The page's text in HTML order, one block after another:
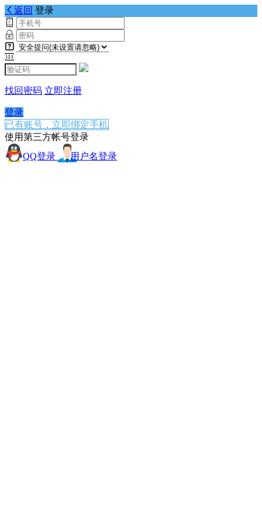
返回 登录
找回密码 立即注册
登录
已有账号，立即绑定手机
使用第三方帐号登录
QQ登录
用户名登录